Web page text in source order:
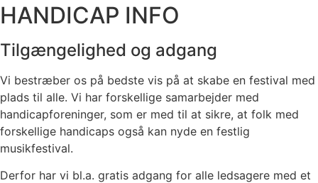
HANDICAP INFO
Tilgængelighed og adgang
Vi bestræber os på bedste vis på at skabe en festival med
plads til alle. Vi har forskellige samarbejder med
handicapforeninger, som er med til at sikre, at folk med
forskellige handicaps også kan nyde en festlig
musikfestival.
Derfor har vi bl.a. gratis adgang for alle ledsagere med et